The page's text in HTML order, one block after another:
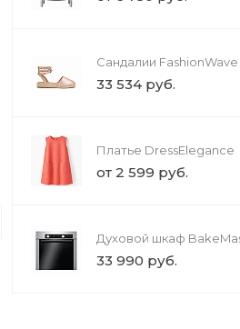
Дизайн
сметой,
Сандалии FashionWave
33 534 руб.
Платье DressElegance
от 2 599 руб.
Духовой шкаф
33 990 руб.